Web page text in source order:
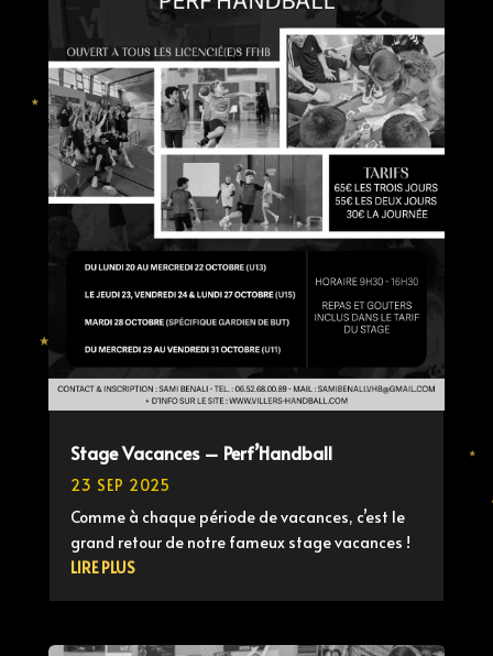
Stage Vacances – Perf’Handball
23 SEP 2025
Comme à chaque période de vacances, c’est le
grand retour de notre fameux stage vacances !
LIRE PLUS